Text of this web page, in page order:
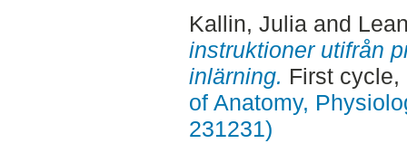
Kallin, Juliaand
instruktioner utifrån
inlärning. First
of Anatomy,
231231)